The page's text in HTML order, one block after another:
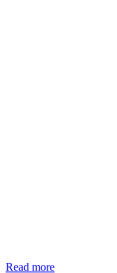
Read more